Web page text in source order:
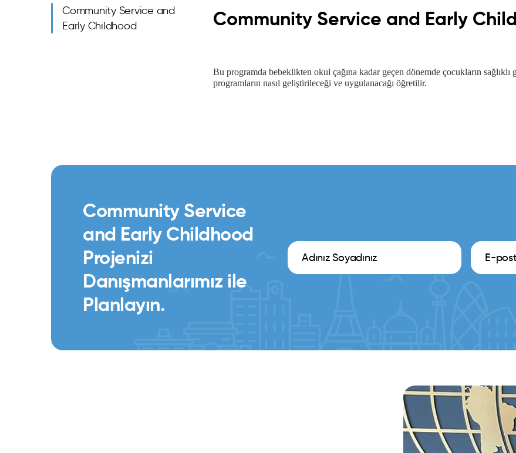
Community Service and
Early Childhood
Community Service and Early
Bu programda bebeklikten okul çağına kadar geçen dönemde çocukların sağlıklı
programların nasıl geliştirileceği ve uygulanacağı öğretilir.
Community Service
and Early Childhood
Projenizi
Danışmanlarımız ile
Planlayın.